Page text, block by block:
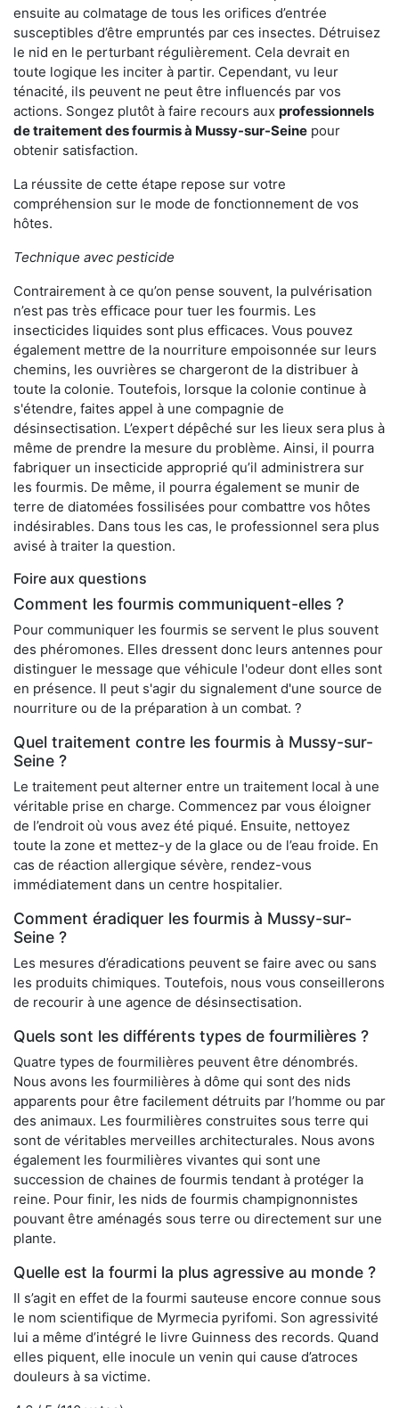
ensuite au colmatage de tous les orifices d’entrée
susceptibles d’être empruntés par ces insectes. Détruisez
le nid en le perturbant régulièrement. Cela devrait en
toute logique les inciter à partir. Cependant, vu leur
ténacité, ils peuvent ne peut être influencés par vos
actions. Songez plutôt à faire recours aux professionnels
de traitement des fourmis à Mussy-sur-Seine pour
obtenir satisfaction.
La réussite de cette étape repose sur votre
compréhension sur le mode de fonctionnement de vos
hôtes.
Technique avec pesticide
Contrairement à ce qu’on pense souvent, la pulvérisation
n’est pas très efficace pour tuer les fourmis. Les
insecticides liquides sont plus efficaces. Vous pouvez
également mettre de la nourriture empoisonnée sur leurs
chemins, les ouvrières se chargeront de la distribuer à
toute la colonie. Toutefois, lorsque la colonie continue à
s'étendre, faites appel à une compagnie de
désinsectisation. L’expert dépêché sur les lieux sera plus à
même de prendre la mesure du problème. Ainsi, il pourra
fabriquer un insecticide approprié qu’il administrera sur
les fourmis. De même, il pourra également se munir de
terre de diatomées fossilisées pour combattre vos hôtes
indésirables. Dans tous les cas, le professionnel sera plus
avisé à traiter la question.
Foire aux questions
Comment les fourmis communiquent-elles ?
Pour communiquer les fourmis se servent le plus souvent
des phéromones. Elles dressent donc leurs antennes pour
distinguer le message que véhicule l'odeur dont elles sont
en présence. Il peut s'agir du signalement d'une source de
nourriture ou de la préparation à un combat. ?
Quel traitement contre les fourmis à Mussy-sur-
Seine ?
Le traitement peut alterner entre un traitement local à une
véritable prise en charge. Commencez par vous éloigner
de l’endroit où vous avez été piqué. Ensuite, nettoyez
toute la zone et mettez-y de la glace ou de l’eau froide. En
cas de réaction allergique sévère, rendez-vous
immédiatement dans un centre hospitalier.
Comment éradiquer les fourmis à Mussy-sur-
Seine ?
Les mesures d’éradications peuvent se faire avec ou sans
les produits chimiques. Toutefois, nous vous conseillerons
de recourir à une agence de désinsectisation.
Quels sont les différents types de fourmilières ?
Quatre types de fourmilières peuvent être dénombrés.
Nous avons les fourmilières à dôme qui sont des nids
apparents pour être facilement détruits par l’homme ou par
des animaux. Les fourmilières construites sous terre qui
sont de véritables merveilles architecturales. Nous avons
également les fourmilières vivantes qui sont une
succession de chaines de fourmis tendant à protéger la
reine. Pour finir, les nids de fourmis champignonnistes
pouvant être aménagés sous terre ou directement sur une
plante.
Quelle est la fourmi la plus agressive au monde ?
Il s’agit en effet de la fourmi sauteuse encore connue sous
le nom scientifique de Myrmecia pyrifomi. Son agressivité
lui a même d’intégré le livre Guinness des records. Quand
elles piquent, elle inocule un venin qui cause d’atroces
douleurs à sa victime.